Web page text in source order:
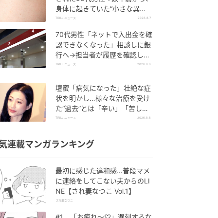
身体に起きていた“小さな異
変”に「あのとき受診していれ
TRILL ニュース 2026.8.7
70代男性「ネットで入出金を確
認できなくなった」相談しに銀
行へ→担当者が履歴を確認した
ところ…判明した“恐ろしい事
TRILL ニュース 2026.8.8
壇蜜「病気になった」壮絶な症
状を明かし…様々な治療を受け
た“過去”とは「辛い」「苦し
い」
TRILL ニュース 2026.8.8
連載マンガランキング
最初に感じた違和感…普段マメ
に連絡をしてこない夫からのLI
NE【され妻なつこ Vol.1】
され妻なつこ